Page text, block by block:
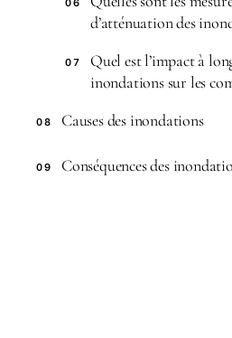
06
d’atténuation des
07
Quel est l’impact à
inondations sur les
08 Causes des inondations
09 Conséquences des